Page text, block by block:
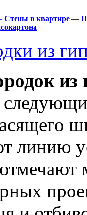
Стены в квартире —
из
из
линию